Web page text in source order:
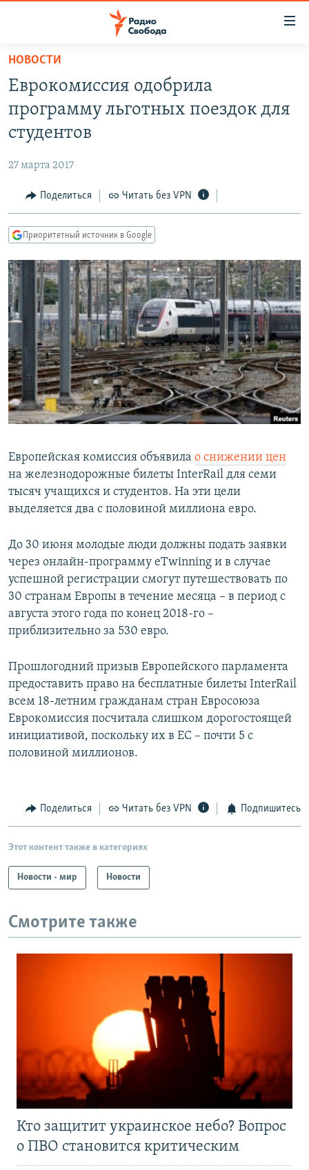
упрощенного
доступа
основному
Вернутся
Вернутся
поиску
ПОДКАСТЫ
АВТОРСКИЕ ПРОЕКТЫ
МНЕНИЯ
КУЛЬТУРА
КАВКАЗ.РЕАЛИИ
СЕВЕР.РЕАЛИИ
СИБИРЬ.РЕАЛИИ
РАСПИСАНИЕ ВЕЩАНИЯ
ПОДПИШИТЕСЬ НА РАССЫЛКУ
СОЦИАЛЬНЫЕ СЕТИ
Все сайты РСЕ/РС
НОВОСТИ
Еврокомиссия одобрила
программу льготных поездок для
студентов
27 марта 2017
Поделиться Читать без VPN
Приоритетный источник в Google
Европейская комиссия объявила о снижении цен
на железнодорожные билеты InterRail для семи
тысяч учащихся и студентов. На эти цели
выделяется два с половиной миллиона евро.
До 30 июня молодые люди должны подать заявки
через онлайн-программу eTwinning и в случае
успешной регистрации смогут путешествовать по
30 странам Европы в течение месяца – в период с
августа этого года по конец 2018-го –
приблизительно за 530 евро.
Прошлогодний призыв Европейского парламента
предоставить право на бесплатные билеты InterRail
всем 18-летним гражданам стран Евросоюза
Еврокомиссия посчитала слишком дорогостоящей
инициативой, поскольку их в ЕС – почти 5 с
половиной миллионов.
Поделиться Читать без VPN Подпишитесь
Этот контент также в категориях
Новости - мир Новости
Смотрите также
Кто защитит украинское небо? Вопрос
о ПВО становится критическим